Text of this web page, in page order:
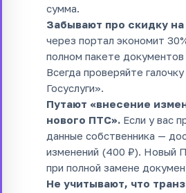
сумма.
Забывают про скидку на
через портал экономит
полном пакете
Всегда проверяйте
Госуслуги».
Путают «внесение
нового ПТС». Если у вас
данные собственника —
изменений (400 ₽). Новый
при полной замене
Не учитывают, что